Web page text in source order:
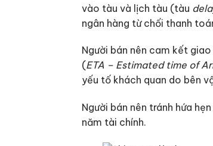
vào tàu và lịch tàu (tàu
ngân hàng từ chối thanh
Người bán nên cam kết
(ETA – Estimated time of
yếu tố khách quan do bên
Người bán nên tránh hứa
năm tài chính.